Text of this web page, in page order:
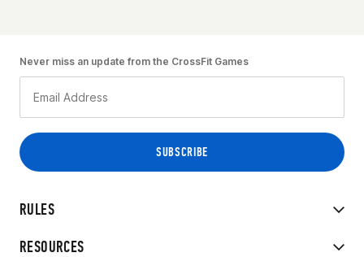
RULES
RESOURCES
Never miss an update from the CrossFit Games